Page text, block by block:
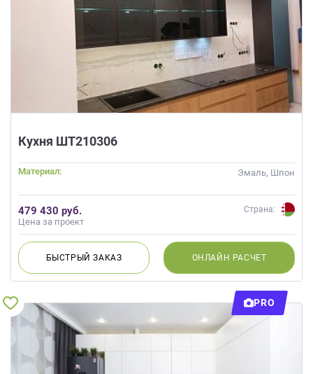
Кухня ШТ210306
Материал: Эмаль, Шпон
479 430 руб.
Цена за проект
Страна:
БЫСТРЫЙЗАКАЗ ОНЛАЙН РАСЧЕТ
PRO